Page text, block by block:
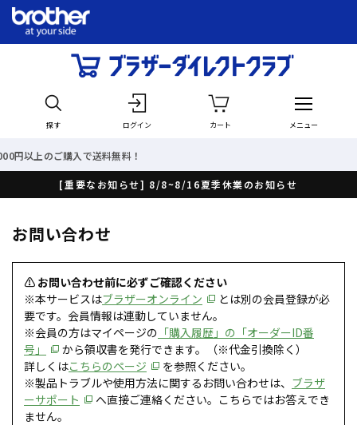
探す ログイン カート メニュー
で送料無料！
[重要なお知らせ] 8/8~8/16夏季休業のお知らせ
お問い合わせ
⚠ お問い合わせ前に必ずご確認ください
※本サービスはブラザーオンライン
とは別の会員登録が必
要です。会員情報は連動していません。
※会員の方はマイページの 「購入履歴」の「オーダーID番
号」
から領収書を発行できます。（※代金引換除く）
詳しくはこちらのページ
を参照ください。
※製品トラブルや使用方法に関するお問い合わせは、 ブラザ
ーサポート
へ直接ご連絡ください。こちらではお答えでき
ません。